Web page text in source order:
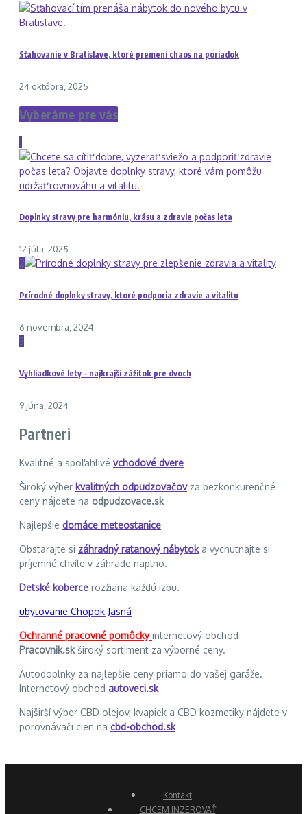
Sťahovanie v Bratislave, ktoré premení chaos na poriadok
24 októbra, 2025
Vyberáme pre vás
1
Doplnky stravy pre harmóniu, krásu a zdravie počas leta
12 júla, 2025
2
Prírodné doplnky stravy, ktoré podporia zdravie a vitalitu
6 novembra, 2024
3
Vyhliadkové lety – najkrajší zážitok pre dvoch
9 júna, 2024
Partneri
Kvalitné a spoľahlivé vchodové dvere
Široký výber kvalitných odpudzovačovza bezkonkurenčné
ceny nájdete na odpudzovace.sk
Najlepšie domáce meteostanice
Obstarajte si záhradný ratanový nábytoka vychutnajte si
príjemné chvíle v záhrade naplno.
Detské koberce rozžiaria každú izbu.
ubytovanie Chopok Jasná
Ochranné pracovné pomôckyinternetový obchod
Pracovnik.skširoký sortiment za výborné ceny.
Autodoplnky za najlepšie ceny priamo do vašej garáže.
Internetový obchod autoveci.sk
Najširší výber CBD olejov, kvapiek a CBD kozmetiky nájdete v
porovnávači cien na cbd-obchod.sk
Kontakt
CHCEM INZEROVAŤ